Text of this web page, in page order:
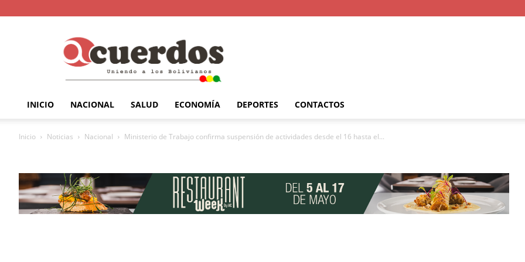
INICIO NACIONAL SALUD ECONOMÍA DEPORTES CONTACTOS
Inicio Noticias Nacional Ministerio de Trabajo confirma suspensión de actividades desde el 16 hasta el...